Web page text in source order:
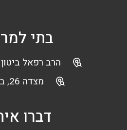
בתי
הרב רפאל ביטון 8, הוד השרון
מצדה 26, באר שבע
דברו